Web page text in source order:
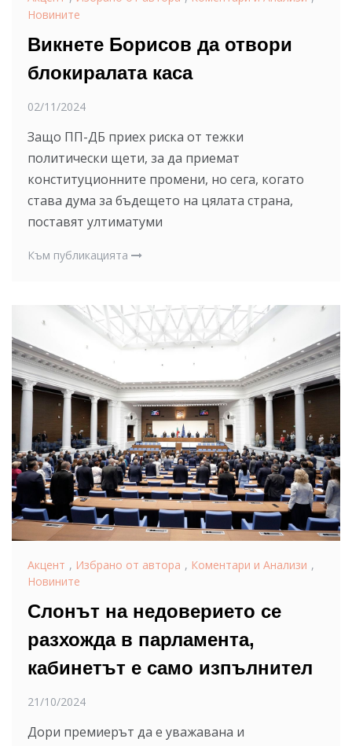
Новините
Викнете Борисов да отвори
блокиралата каса
02/11/2024
Защо ПП-ДБ приех риска от тежки
политически щети, за да приемат
конституционните промени, но сега, когато
става дума за бъдещето на цялата страна,
поставят ултиматуми
Към публикацията
Акцент , Избрано от автора , Коментари и Анализи ,
Новините
Слонът на недоверието се
разхожда в парламента,
кабинетът е само изпълнител
21/10/2024
Дори премиерът да е уважавана и